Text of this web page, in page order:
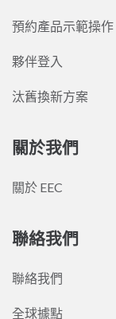
預約產品示範操作
夥伴登入
汰舊換新方案
關於我們
關於 EEC
聯絡我們
聯絡我們
全球據點